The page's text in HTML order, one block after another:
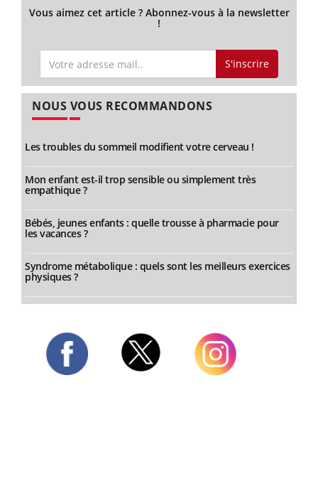
Vous aimez cet article ? Abonnez-vous à la newsletter
!
S'inscrire
NOUS VOUS RECOMMANDONS
Les troubles du sommeil modifient votre cerveau !
Mon enfant est-il trop sensible ou simplement très
empathique ?
Bébés, jeunes enfants : quelle trousse à pharmacie pour
les vacances ?
Syndrome métabolique : quels sont les meilleurs exercices
physiques ?